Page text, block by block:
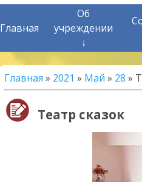
Главная
Об
учреждении
↓
Главная » 2021 » Май » 28 »
Театр сказок